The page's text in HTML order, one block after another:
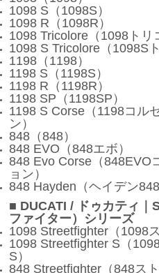
1098 S（1098S）
1098 R（1098R）
1098 Tricolore（1098トリ
1098 S Tricolore（1098S
1198（1198）
1198 S（1198S）
1198 R（1198R）
1198 SP（1198SP）
1198 S Corse（1198コル
ン）
848（848）
848 EVO（848エボ）
848 Evo Corse（848EVO
ョン）
848 Hayden（ヘイデン848
■ DUCATI / ドゥカティ
ファイター）シリーズ
1098 Streetfighter（1098
1098 Streetfighter S（
S）
848 Streetfighter（848ス